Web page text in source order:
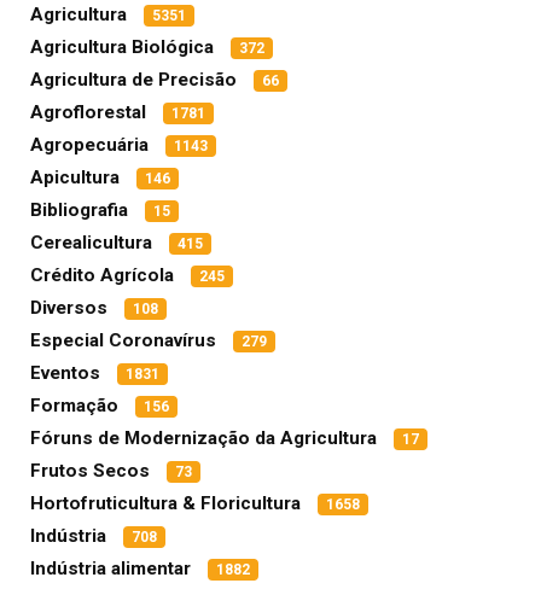
Agricultura 5351
Agricultura Biológica 372
Agricultura de Precisão 66
Agroflorestal 1781
Agropecuária 1143
Apicultura 146
Bibliografia 15
Cerealicultura 415
Crédito Agrícola 245
Diversos 108
Especial Coronavírus 279
Eventos 1831
Formação 156
Fóruns de Modernização da Agricultura 17
Frutos Secos 73
Hortofruticultura & Floricultura 1658
Indústria 708
Indústria alimentar 1882